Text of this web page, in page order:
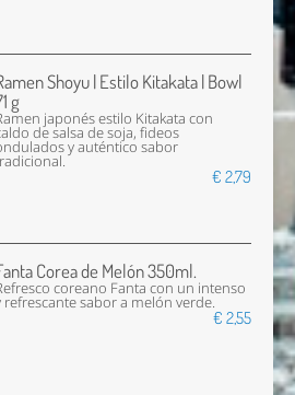
Shoyu | Estilo Kitakata | Bowl
g
japonés estilo Kitakata con
de salsa de soja, fideos
y auténtico sabor
€ 2,79
Corea de Melón 350ml.
coreano Fanta con un intenso
refrescante sabor a melón verde.
€ 2,55